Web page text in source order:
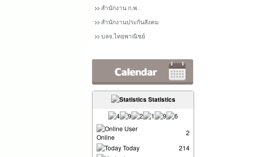
สำนักงาน ก.พ.
สำนักงานประกันสังคม
บลจ.ไทยพาณิชย์
Statistics
User
Online
2
Today
214